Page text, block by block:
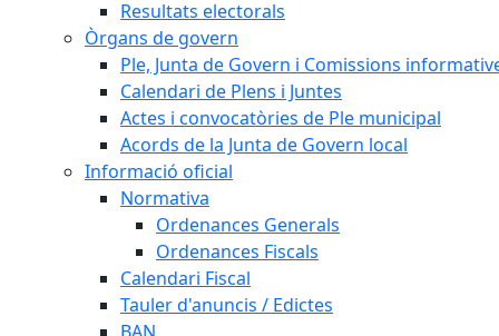
Resultats electorals
Òrgans de govern
Ple, Junta de Govern i Comissions
Calendari de Plens i Juntes
Actes i convocatòries de Ple municipal
Acords de la Junta de Govern local
Informació oficial
Normativa
Ordenances Generals
Ordenances Fiscals
Calendari Fiscal
Tauler d'anuncis / Edictes